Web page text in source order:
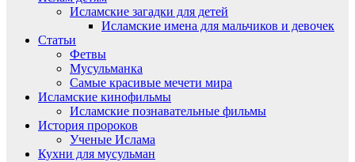
Исламские загадки для детей
Исламские имена для мальчиков и девочек
Статьи
Фетвы
Мусульманка
Самые красивые мечети мира
Исламские кинофильмы
Исламские познавательные фильмы
История пророков
Ученые Ислама
Кухни для мусульман